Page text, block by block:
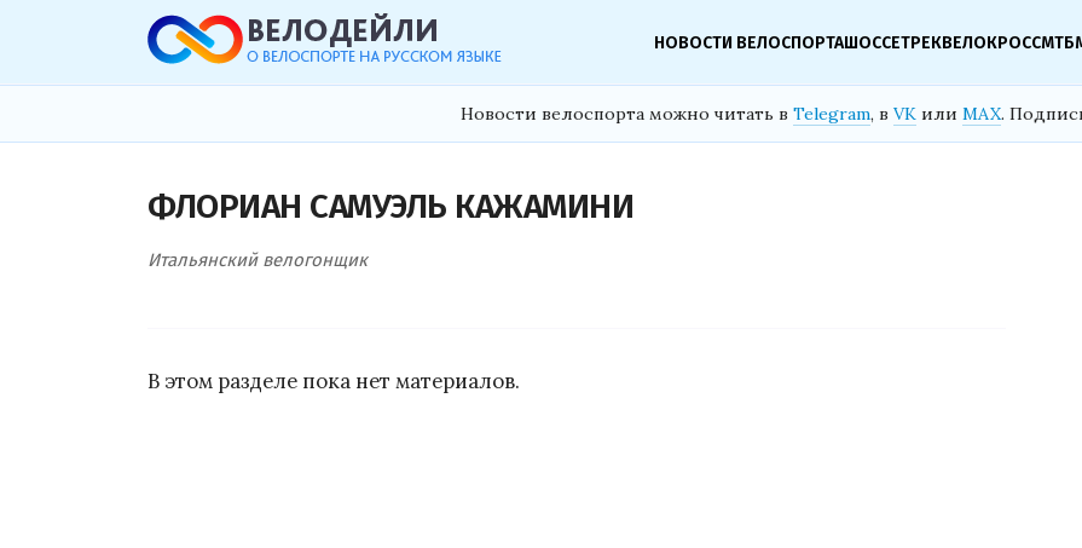
НОВОСТИ ВЕЛОСПОРТАШОССЕТРЕКВЕЛОКРОССМТБ
Новости велоспорта можно читать в Telegram, в VK или MAX.
ФЛОРИАН САМУЭЛЬ КАЖАМИНИ
Итальянский велогонщик
В этом разделе пока нет материалов.